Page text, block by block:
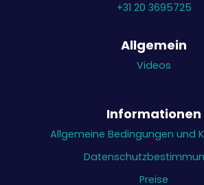
+31 20 3695725
Allgemein
Videos
Informationen
Allgemeine Bedingungen und
Preise